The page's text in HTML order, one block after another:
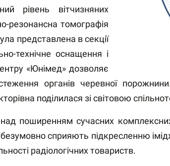
рівень вітчизняних
резонансна томографія
представлена в секції
технічне оснащення і
«Юнімед» дозволяє
органів черевної
поділилася зі світовою
поширенням сучасних
сприяють підкресленню
радіологічних товариств.